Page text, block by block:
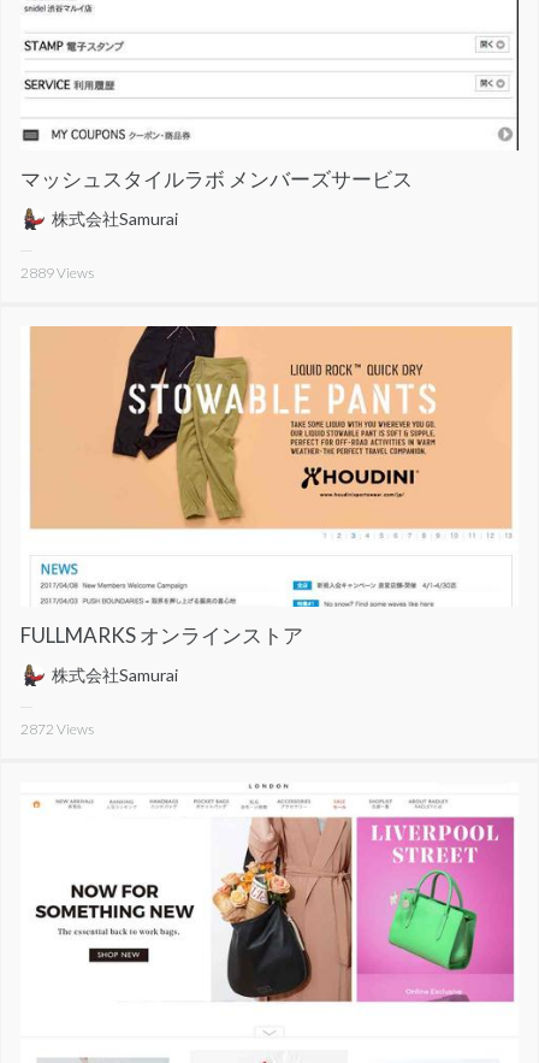
マッシュスタイルラボ メンバーズサービス
株式会社Samurai
2889Views
FULLMARKS オンラインストア
株式会社Samurai
2872 Views